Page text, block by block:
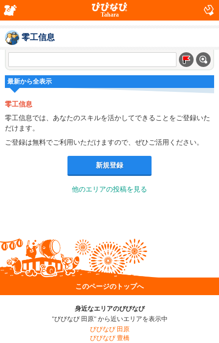
Tahara
零工信息
最新から全表示
零工信息
零工信息では、あなたのスキルを活かしてできることをご登録いた
だけます。
ご登録は無料でご利用いただけますので、ぜひご活用ください。
新規登録
他のエリアの投稿を見る
このページのトップへ
身近なエリアのびびなび
"びびなび 田原" から近いエリアを表示中
びびなび 田原
びびなび 豊橋